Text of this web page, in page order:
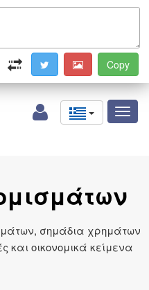
σημάδια χρημάτων
και οικονομικά κείμενα